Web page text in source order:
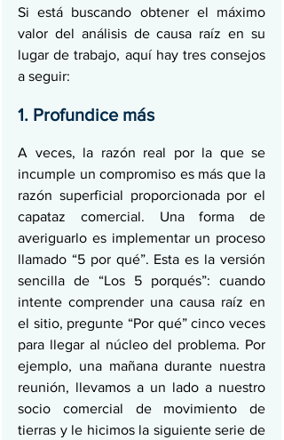
Si está buscando obtener el máximo
valor del análisis de causa raíz en su
lugar de trabajo, aquí hay tres consejos
a seguir:
1. Profundice más
A veces, la razón real por la que se
incumple un compromiso es más que la
razón superficial proporcionada por el
capataz comercial. Una forma de
averiguarlo es implementar un proceso
llamado “5 por qué”. Esta es la versión
sencilla de “Los 5 porqués”: cuando
intente comprender una causa raíz en
el sitio, pregunte “Por qué” cinco veces
para llegar al núcleo del problema. Por
ejemplo, una mañana durante nuestra
reunión, llevamos a un lado a nuestro
socio comercial de movimiento de
tierras y le hicimos la siguiente serie de